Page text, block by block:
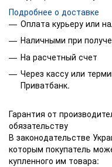
Подробнее о доставке
Оплата курьеру или
Наличными при
На расчетный счет
Через кассу или
Приватбанк.
Гарантия от
обязательству
В законодательстве
которым покупатель
купленного им товара: